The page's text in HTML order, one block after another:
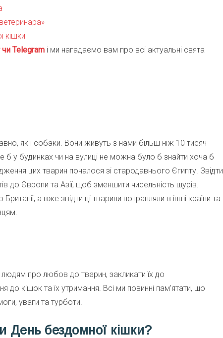
кішки
Telegram і ми нагадаємо вам про всі актуальні свята
як і собаки. Вони живуть з нами більш ніж 10 тисяч
б у будинках чи на вулиці не можна було б знайти хоча б
цих тварин почалося зі стародавнього Єгипту. Звідти
до Європи та Азії, щоб зменшити чисельність щурів.
а вже звідти ці тварини потрапляли в інші країни та
про любов до тварин, закликати їх до
до кішок та їх утримання. Всі ми повинні пам’ятати, що
уваги та турботи.
День бездомної кішки?